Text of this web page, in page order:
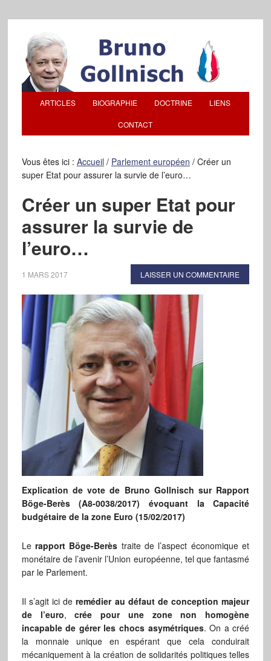
ARTICLES BIOGRAPHIE DOCTRINE LIENS
CONTACT
Vous êtes ici : Accueil / Parlement européen /Créer un
super Etat pour assurer la survie de l’euro…
Créer un super Etat pour
assurer la survie de
l’euro…
1 MARS 2017 LAISSER UN COMMENTAIRE
Explication de vote de Bruno Gollnisch sur Rapport
Böge-Berès (A8-0038/2017) évoquant laCapacité
budgétaire de la zone Euro (15/02/2017)
Lerapport Böge-Berès traite de l’aspect économique et
monétaire de l’avenir l’Union européenne, tel que fantasmé
par le Parlement.
Il s’agit ici de remédier au défaut de conception majeur
de l’euro, crée pour une zone non homogène
incapable de gérer les chocs asymétriques. On a créé
la monnaie unique en espérant que cela conduirait
mécaniquement à la création de solidarités politiques telles